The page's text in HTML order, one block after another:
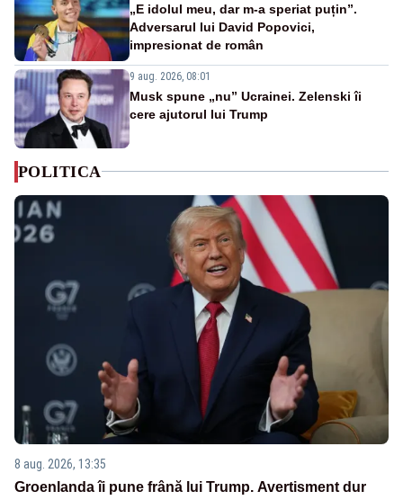
„E idolul meu, dar m-a speriat puțin”.
Adversarul lui David Popovici,
impresionat de român
9 aug. 2026, 08:01
Musk spune „nu” Ucrainei. Zelenski îi
cere ajutorul lui Trump
POLITICA
8 aug. 2026, 13:35
Groenlanda îi pune frână lui Trump. Avertisment dur